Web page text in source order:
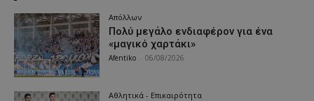
Απόλλων
Πολύ μεγάλο ενδιαφέρον για ένα
«μαγικό χαρτάκι»
Afentiko 06/08/2026
Αθλητικά - Επικαιρότητα